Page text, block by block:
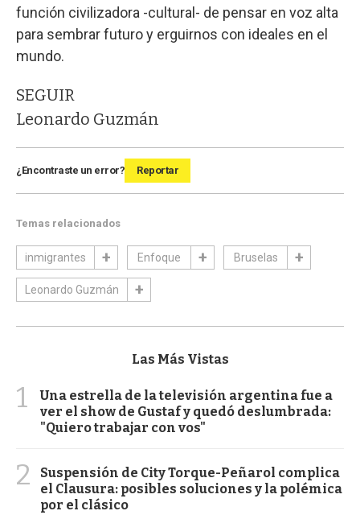
función civilizadora -cultural- de pensar en voz alta
para sembrar futuro y erguirnos con ideales en el
mundo.
SEGUIR
Leonardo Guzmán
¿Encontraste un error? Reportar
Temas relacionados
inmigrantes Enfoque Bruselas
Leonardo Guzmán
Las Más Vistas
1
Una estrella de la televisión argentina fue a
ver el show de Gustaf y quedó deslumbrada:
"Quiero trabajar con vos"
2
Suspensión de City Torque-Peñarol complica
el Clausura: posibles soluciones y la polémica
por el clásico